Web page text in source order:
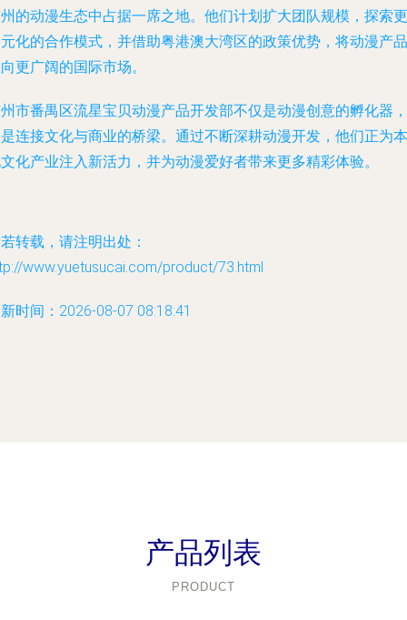
的动漫生态中占据一席之地。他们计划扩大团队规模，探索更
化的合作模式，并借助粤港澳大湾区的政策优势，将动漫产品
更广阔的国际市场。
市番禺区流星宝贝动漫产品开发部不仅是动漫创意的孵化器，
连接文化与商业的桥梁。通过不断深耕动漫开发，他们正为本
化产业注入新活力，并为动漫爱好者带来更多精彩体验。
转载，请注明出处：
www.yuetusucai.com/product/73.html
时间：2026-08-07 08:18:41
产品列表
PRODUCT